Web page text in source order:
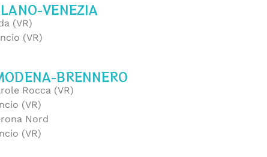
VENEZIA
(VR)
(VR)
BRENNERO
Rocca (VR)
(VR)
Nord
(VR)